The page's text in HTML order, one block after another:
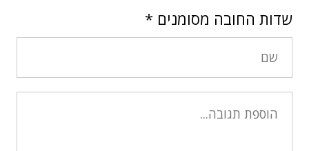
שדות החובה מסומנים *